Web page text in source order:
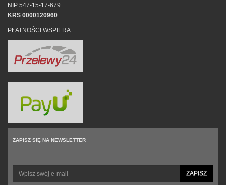
NIP 547-15-17-679
KRS 0000120960
PŁATNOŚCI WSPIERA:
ZAPISZ SIĘ NA NEWSLETTER
ZAPISZ